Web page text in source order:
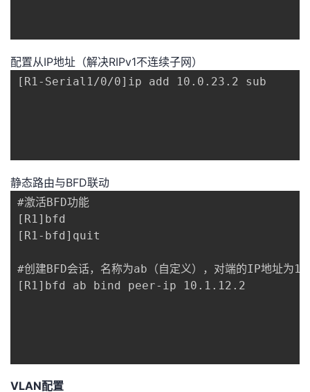
配置从IP地址（解决RIPv1不连续子网）
[R1-Serial1/0/0]ip add 10.0.23.2 sub
静态路由与BFD联动
#激活BFD功能
[R1]bfd
[R1-bfd]quit
#创建BFD会话，名称为ab（自定义），对端的IP地址
[R1]bfd ab bind peer-ip 10.1.12.2
VLAN配置